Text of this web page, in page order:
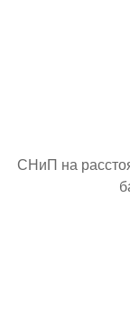
СНиП на